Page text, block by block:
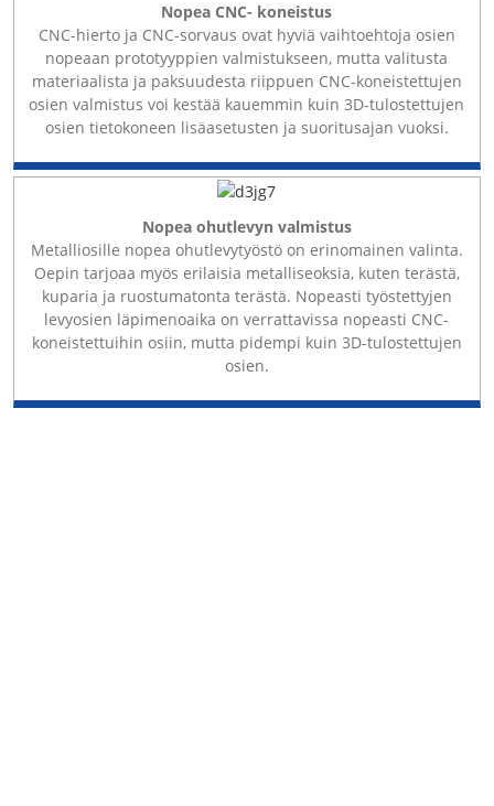
Nopea CNC- koneistus
CNC-hierto ja CNC-sorvaus ovat hyviä vaihtoehtoja osien
nopeaan prototyyppien valmistukseen, mutta valitusta
materiaalista ja paksuudesta riippuen CNC-koneistettujen
osien valmistus voi kestää kauemmin kuin 3D-tulostettujen
osien tietokoneen lisäasetusten ja suoritusajan vuoksi.
Nopea ohutlevyn valmistus
Metalliosille nopea ohutlevytyöstö on erinomainen valinta.
Oepin tarjoaa myös erilaisia ​​metalliseoksia, kuten terästä,
kuparia ja ruostumatonta terästä. Nopeasti työstettyjen
levyosien läpimenoaika on verrattavissa nopeasti CNC-
koneistettuihin osiin, mutta pidempi kuin 3D-tulostettujen
osien.